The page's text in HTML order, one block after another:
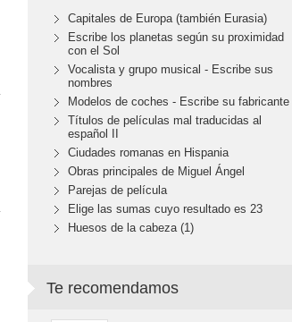
Capitales de Europa (también Eurasia)
Escribe los planetas según su proximidad
con el Sol
Vocalista y grupo musical - Escribe sus
nombres
Modelos de coches - Escribe su fabricante
Títulos de películas mal traducidas al
español II
Ciudades romanas en Hispania
Obras principales de Miguel Ángel
Parejas de película
Elige las sumas cuyo resultado es 23
Huesos de la cabeza (1)
Te recomendamos